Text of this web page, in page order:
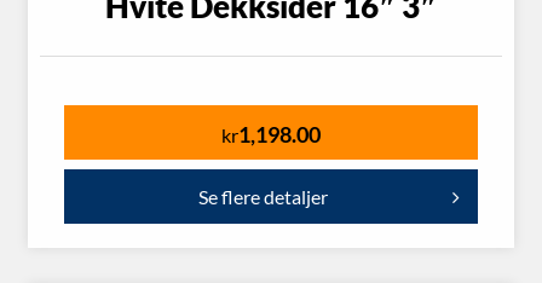
kr1,198.00
Se flere detaljer